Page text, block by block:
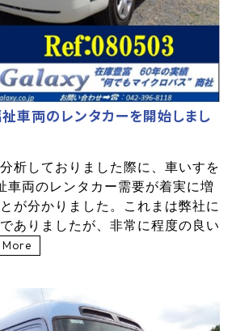
車両のレンタカーを開始しまし
析しておりました際に、車いすを
車両のレンタカー需要が着実に増
が分かりました。これまは弊社に
ありましたが、非常に程度の良い